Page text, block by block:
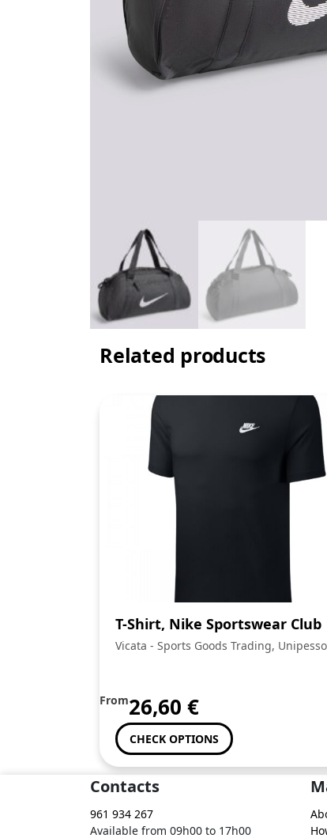
Related products
T-Shirt, Nike Sportswear Club
Vicata - Sports Goods Trading,
From26,60 €
CHECK OPTIONS
Contacts
961 934 267
Available from 09h00 to 17h00